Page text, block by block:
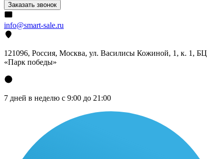
Заказать звонок
info@smart-sale.ru
121096, Россия, Москва, ул. Василисы Кожиной, 1, к. 1, БЦ
«Парк победы»
7 дней в неделю с 9:00 до 21:00